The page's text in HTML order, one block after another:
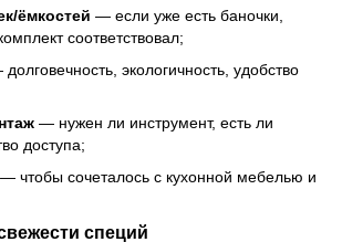
ёмкостей — если уже есть баночки,
соответствовал;
экологичность, удобство
— нужен ли инструмент, есть ли
доступа;
— чтобы сочеталось с кухонной мебелью и
специй